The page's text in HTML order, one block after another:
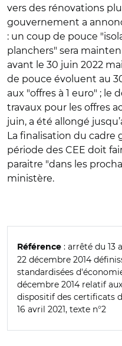
vers des rénovations
gouvernement a
: un coup de pouce
planchers" sera
avant le 30 juin 2022
de pouce évoluent au
aux "offres à 1 euro" ; le
travaux pour les offres
juin, a été allongé
La finalisation du cadre
période des CEE doit
paraitre "dans les
ministère.
Référence : arrêté du 13
22 décembre 2014
standardisées
décembre 2014 relatif
dispositif des certificats
16 avril 2021, texte n°2